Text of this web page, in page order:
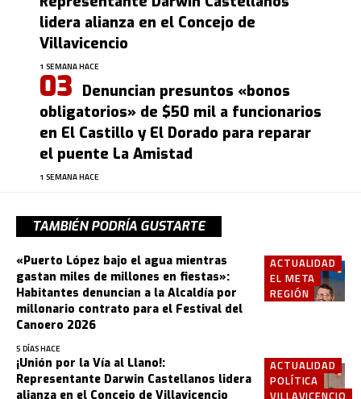
lidera alianza en el Concejo de
Villavicencio
1 SEMANA HACE
Denuncian presuntos «bonos
obligatorios» de $50 mil a funcionarios
en El Castillo y El Dorado para reparar
el puente La Amistad
1 SEMANA HACE
TAMBIÉN PODRÍA GUSTARTE
ACTUALIDAD
EL META
REGIÓN
«Puerto López bajo el agua mientras
gastan miles de millones en fiestas»:
Habitantes denuncian a la Alcaldía por
millonario contrato para el Festival del
Canoero 2026
5 DÍAS HACE
ACTUALIDAD
POLÍTICA
¡Unión por la Vía al Llano!:
Representante Darwin Castellanos lidera
alianza en el Concejo de Villavicencio